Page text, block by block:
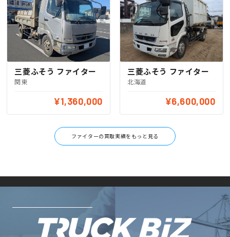
三菱ふそう ファイター
関東
¥1,360,000
三菱ふそう ファイター
北海道
¥6,600,000
ファイターの買取実績をもっと見る